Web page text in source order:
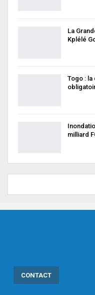
La
Kplélé
Togo :
milliard
CONTACT